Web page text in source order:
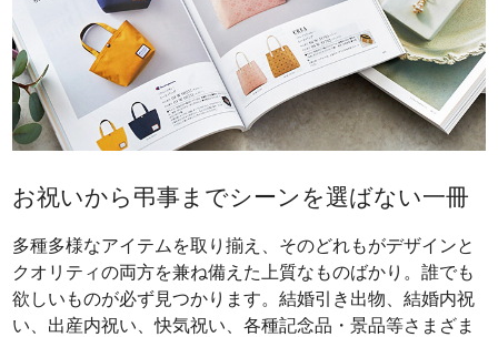
お祝いから弔事までシーンを選ばない一冊
多種多様なアイテムを取り揃え、そのどれもがデザインと
クオリティの両方を兼ね備えた上質なものばかり。誰でも
欲しいものが必ず見つかります。結婚引き出物、結婚内祝
い、出産内祝い、快気祝い、各種記念品・景品等さまざま